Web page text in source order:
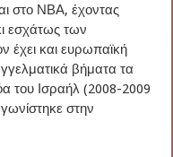
στο ΝΒΑ, έχοντας
εσχάτως των
έχει και ευρωπαϊκή
βήματα τα
του Ισραήλ (2008-2009
στην